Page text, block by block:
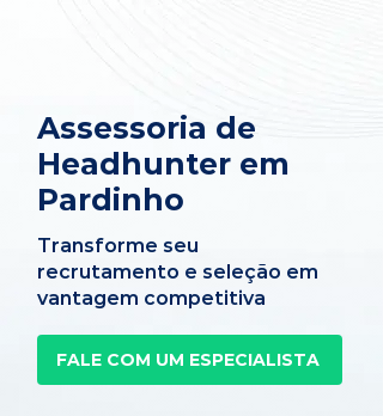
Assessoria de
Headhunter em
Pardinho
Transforme seu
recrutamento e seleção em
vantagem competitiva
FALE COM UM ESPECIALISTA